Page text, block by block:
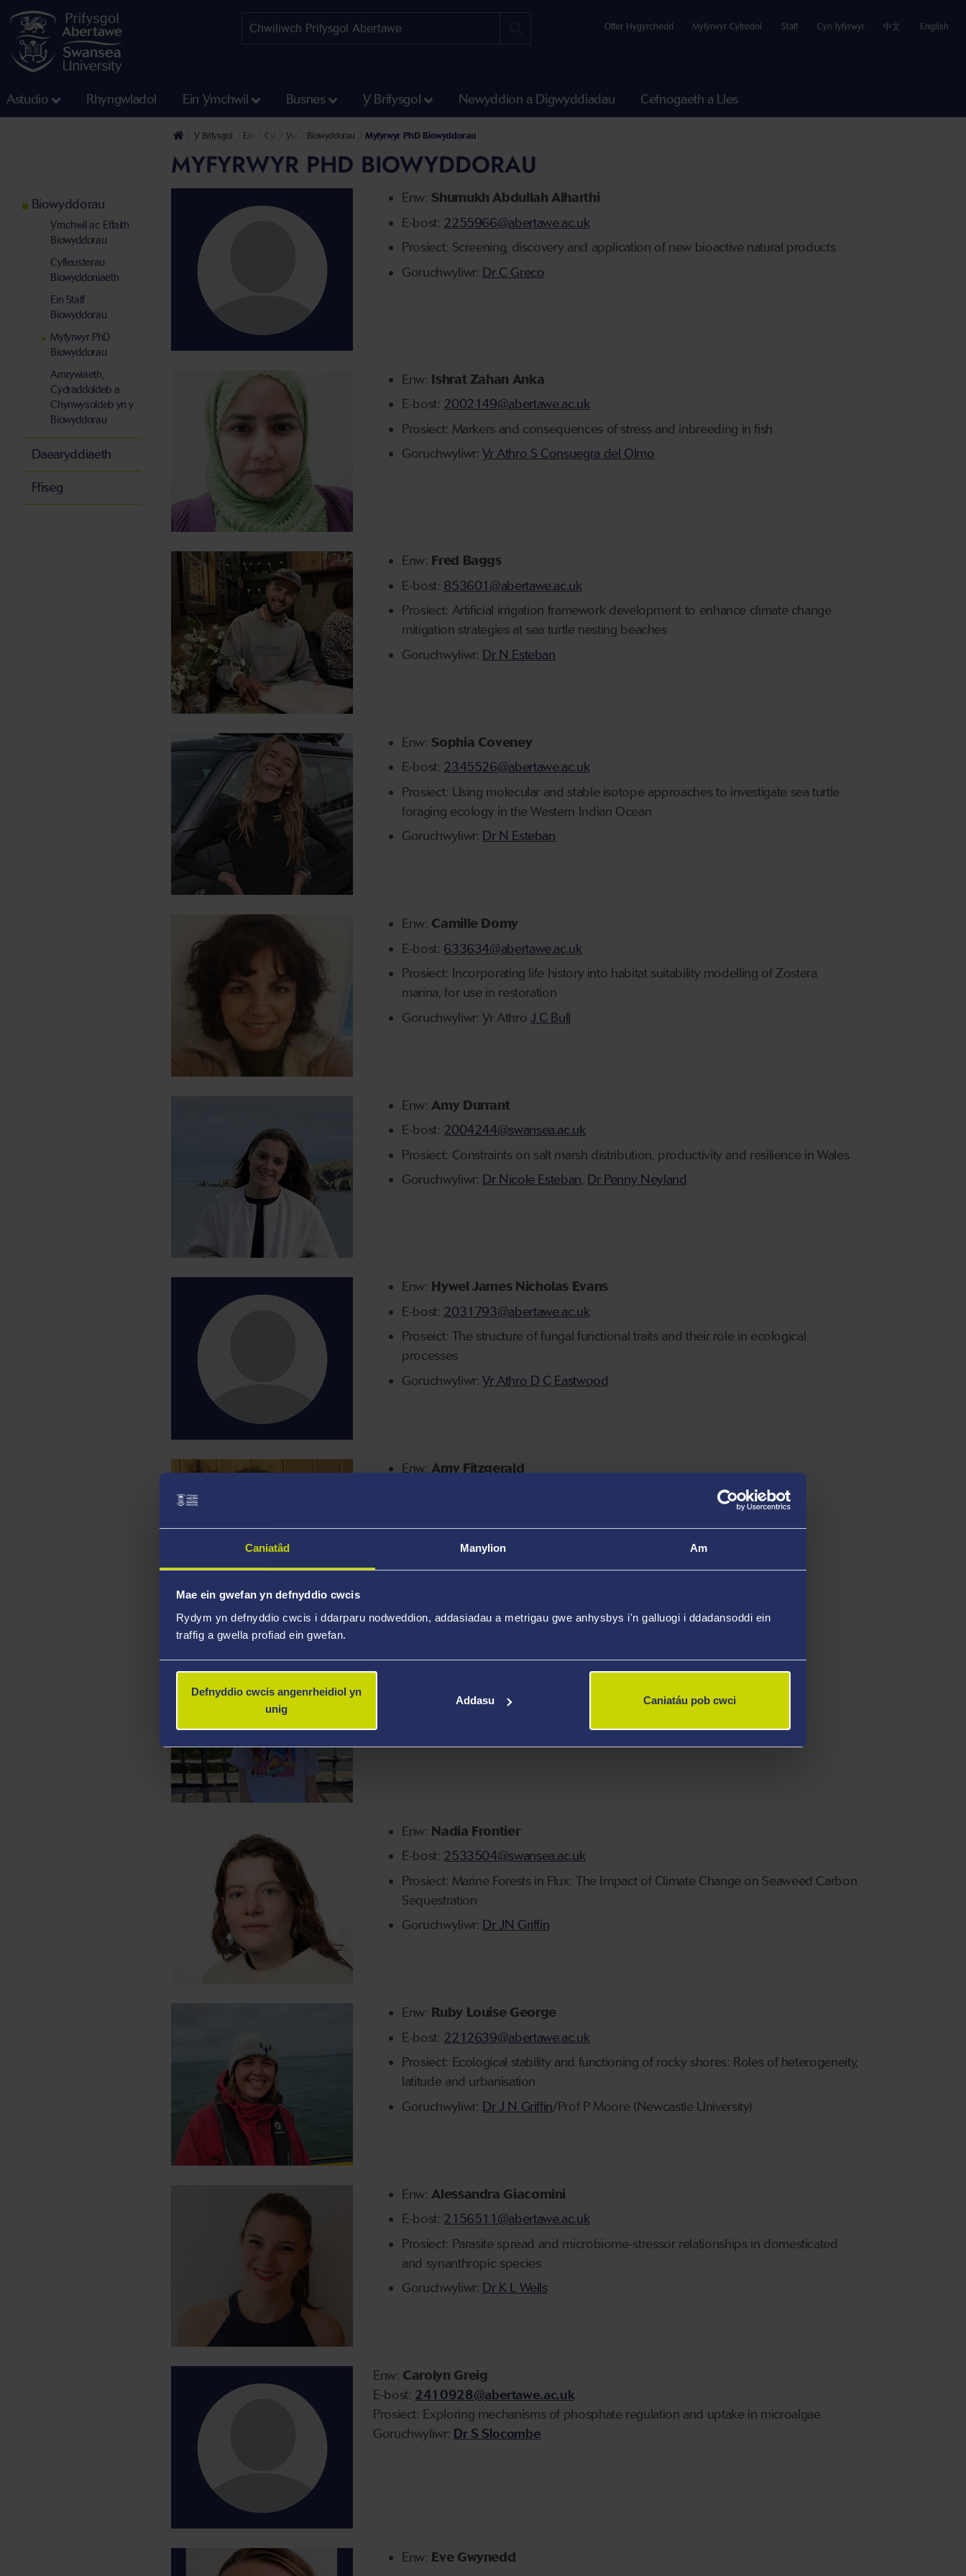
Caniatâd Manylion Am
Mae ein gwefan yn defnyddio cwcis
Rydym yn defnyddio cwcis i ddarparu nodweddion, addasiadau a metrigau gwe anhysbys i'n galluogi i ddadansoddi ein
traffig a gwella profiad ein gwefan.
Defnyddio cwcis angenrheidiol yn
unig
Addasu Caniatáu pob cwci
Offer Hygyrchedd Myfyrwyr Cyfredol Staff Cyn-fyfyrwyr 中文 English
Astudio Rhyngwladol Ein Ymchwil Busnes Y Brifysgol Newyddion a Digwyddiadau Cefnogaeth a Lles
Y Brifysgol Ein Cyfadrannau
Cyfadran Gwyddoniaeth a Pheirianneg
Ysgol y Biowyddorau, Daearyddiaeth a Ffiseg
Biowyddorau Myfyrwyr PhD Biowyddorau
MYFYRWYR PHD BIOWYDDORAU
Enw: Shumukh Abdullah Alharthi
E-bost: 2255966@abertawe.ac.uk
Prosiect: Screening, discovery and application of new bioactive natural products
Goruchwyliwr: Dr C Greco
Enw: Ishrat Zahan Anka
E-bost: 2002149@abertawe.ac.uk
Prosiect: Markers and consequences of stress and inbreeding in fish
Goruchwyliwr:Yr Athro S Consuegra del Olmo
Enw: Fred Baggs
E-bost: 853601@abertawe.ac.uk
Prosiect: Artificial irrigation framework development to enhance climate change
mitigation strategies at sea turtle nesting beaches
Goruchwyliwr: Dr N Esteban
Enw: Sophia Coveney
E-bost: 2345526@abertawe.ac.uk
Prosiect: Using molecular and stable isotope approaches to investigate sea turtle
foraging ecology in the Western Indian Ocean
Goruchwyliwr: Dr N Esteban
Enw: Camille Domy
E-bost: 633634@abertawe.ac.uk
Prosiect: Incorporating life history into habitat suitability modelling of Zostera
marina, for use in restoration
Goruchwyliwr: Yr Athro J C Bull
Enw:Amy Durrant
E-bost: 2004244@swansea.ac.uk
Prosiect: Constraints on salt marsh distribution, productivity and resilience in Wales
Goruchwyliwr: Dr Nicole Esteban, Dr Penny Neyland
Enw: Hywel James Nicholas Evans
E-bost: 2031793@abertawe.ac.uk
Proseict: The structure of fungal functional traits and their role in ecological
processes
Goruchwyliwr:Yr Athro D C Eastwood
Enw:Amy Fitzgerald
Goruchwyliwr:Yr Athro Carlos Garcia De Leaniz
E-bost:
Dr I Fuertbauer
Enw: Nadia Frontier
E-bost: 2533504@swansea.ac.uk
Prosiect: Marine Forests in Flux: The Impact of Climate Change on Seaweed Carbon
Sequestration
Goruchwyliwr: Dr JN Griffin
Enw: Ruby Louise George
E-bost: 2212639@abertawe.ac.uk
Prosiect: Ecological stability and functioning of rocky shores: Roles of heterogeneity,
latitude and urbanisation
Goruchwyliwr: Dr J N Griffin/Prof P Moore (Newcastle University)
Enw:Alessandra Giacomini
E-bost: 2156511@abertawe.ac.uk
Prosiect: Parasite spread and microbiome-stressor relationships in domesticated
and synanthropic species
Goruchwyliwr: Dr K L Wells
Enw: Carolyn Greig
E-bost: 2410928@abertawe.ac.uk
Prosiect: Exploring mechanisms of phosphate regulation and uptake in microalgae
Goruchwyliwr: Dr S Slocombe
Enw: Eve Gwynedd
Biowyddorau
Ymchwil ac Effaith
Biowyddorau
Cyfleusterau
Biowyddoniaeth
Ein Staff
Biowyddorau
Myfyrwyr PhD
Biowyddorau
Amrywiaeth,
Cydraddoldeb a
Chynwysoldeb yn y
Biowyddorau
Daearyddiaeth
Ffiseg